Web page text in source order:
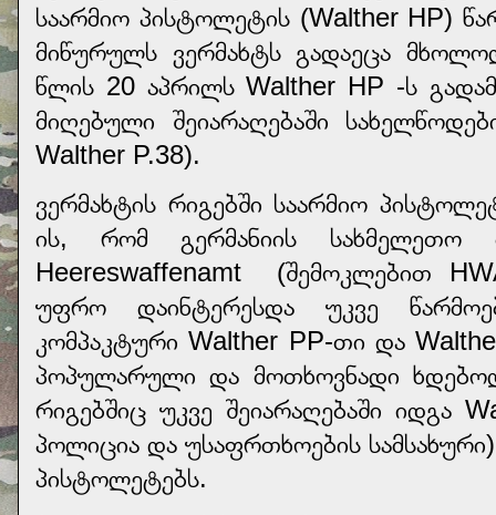
საარმიო პისტოლეტის (Walther HP)
მიწურულს ვერმახტს გადაეცა
წლის 20 აპრილს Walther HP -ს
მიღებული შეიარაღებაში
Walther P.38).
ვერმახტის რიგებში საარმიო
ის, რომ გერმანიის სახმელეთო
Heereswaffenamt
(შემოკლებით
უფრო დაინტერესდა უკვე
კომპაკტური Walther PP-თი და
პოპულარული და მოთხოვნადი
რიგებშიც უკვე შეიარაღებაში იდგა
პოლიცია და უსაფრთხოების
პისტოლეტებს.